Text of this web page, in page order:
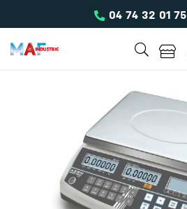
04 74 32 01 75